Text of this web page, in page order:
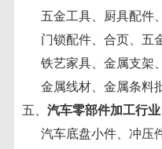
五金工具、厨具配件
门锁配件、合页、五
铁艺家具、金属支架
金属线材、金属条料
五、 汽车零部件加工行业
汽车底盘小件、冲压